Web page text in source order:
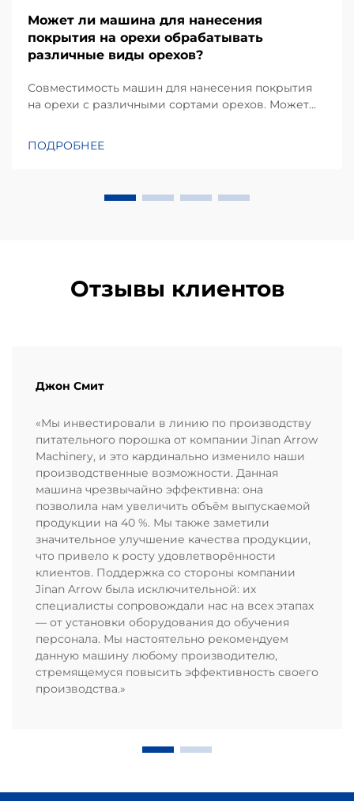
Может ли машина для нанесения
покрытия на орехи обрабатывать
различные виды орехов?
Совместимость машин для нанесения покрытия
на орехи с различными сортами орехов. Может
задаваемых вопросов производителей пищевой
ПОДРОБНЕЕ
Отзывы клиентов
Джон Смит
«Мы инвестировали в линию по производству
питательного порошка от компании Jinan Arrow
Machinery, и это кардинально изменило наши
производственные возможности. Данная
машина чрезвычайно эффективна: она
позволила нам увеличить объём выпускаемой
продукции на 40 %. Мы также заметили
значительное улучшение качества продукции,
что привело к росту удовлетворённости
клиентов. Поддержка со стороны компании
Jinan Arrow была исключительной: их
специалисты сопровождали нас на всех этапах
— от установки оборудования до обучения
персонала. Мы настоятельно рекомендуем
данную машину любому производителю,
стремящемуся повысить эффективность своего
производства.»